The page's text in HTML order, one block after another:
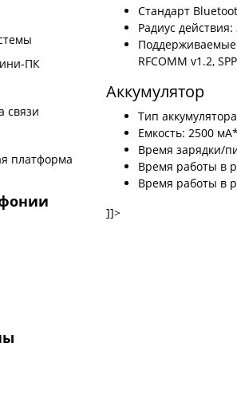
ПК
связи
платформа
Стандарт
Радиус действия:
Поддерживаемые
RFCOMM v1.2,
Аккумулятор
Тип
Емкость: 2500
Время зарядки/
Время работы в
Время работы в
]]>